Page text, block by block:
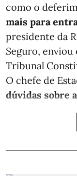
como o
mais para
presidente da
Seguro, enviou
Tribunal
O chefe de
dúvidas sobre